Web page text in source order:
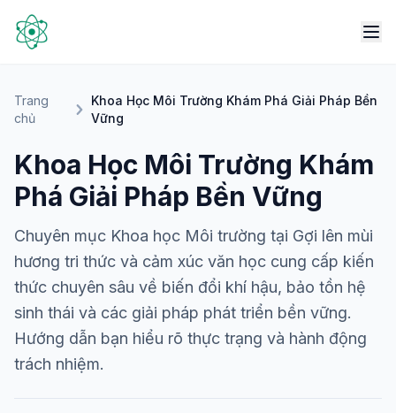
Trang
chủ
Khoa Học Môi Trường Khám Phá Giải Pháp Bền
Vững
Khoa Học Môi Trường Khám
Phá Giải Pháp Bền Vững
Chuyên mục Khoa học Môi trường tại Gợi lên mùi
hương tri thức và cảm xúc văn học cung cấp kiến
thức chuyên sâu về biến đổi khí hậu, bảo tồn hệ
sinh thái và các giải pháp phát triển bền vững.
Hướng dẫn bạn hiểu rõ thực trạng và hành động
trách nhiệm.